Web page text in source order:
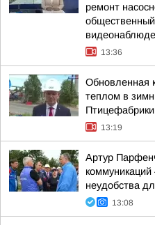
ремонт
общественный
13:36
Обновленная
теплом в
Птицефабрики
13:19
Артур
неудобства
13:08